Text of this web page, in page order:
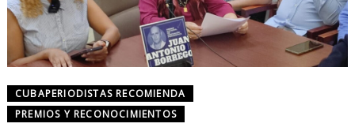
CUBAPERIODISTAS RECOMIENDA
PREMIOS Y RECONOCIMIENTOS